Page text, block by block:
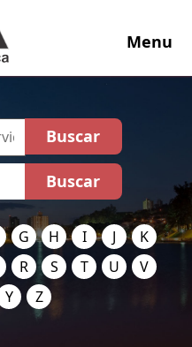
Menu
G H I J
K
R S T U
V
Y Z